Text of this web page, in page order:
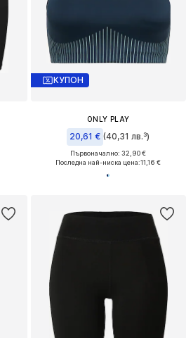
КУПОН
ONLY PLAY
20,61 € (40,31 лв.³)
Първоначално: 32,90 €
Последна най-ниска цена:11,16 €